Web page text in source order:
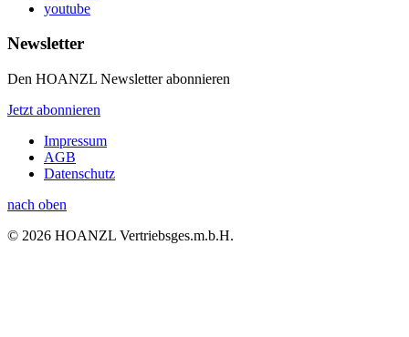
youtube
Newsletter
Den HOANZL Newsletter abonnieren
Jetzt abonnieren
Impressum
AGB
Datenschutz
nach oben
© 2026 HOANZL Vertriebsges.m.b.H.